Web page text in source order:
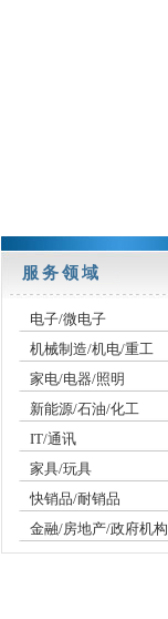
服务领域
电子/微电子
机械制造/机电/重工
家电/电器/照明
新能源/石油/化工
IT/通讯
家具/玩具
快销品/耐销品
金融/房地产/政府机构